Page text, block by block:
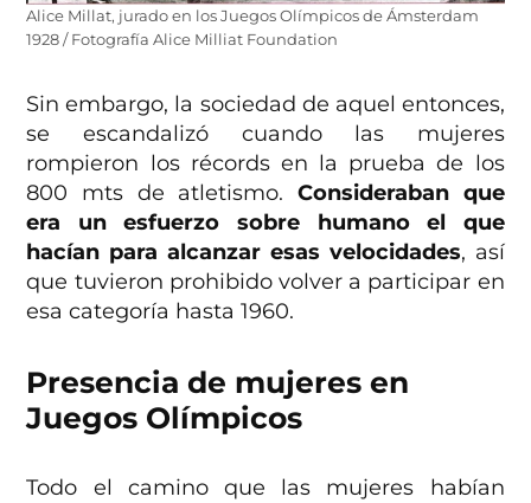
Alice Millat, jurado en los Juegos Olímpicos de Ámsterdam
1928 / Fotografía Alice Milliat Foundation
Sin embargo, la sociedad de aquel entonces,
se escandalizó cuando las mujeres
rompieron los récords en la prueba de los
800 mts de atletismo. Consideraban que
era un esfuerzo sobre humano el que
hacían para alcanzar esas velocidades, así
que tuvieron prohibido volver a participar en
esa categoría hasta 1960.
Presencia de mujeres en
Juegos Olímpicos
Todo el camino que las mujeres habían